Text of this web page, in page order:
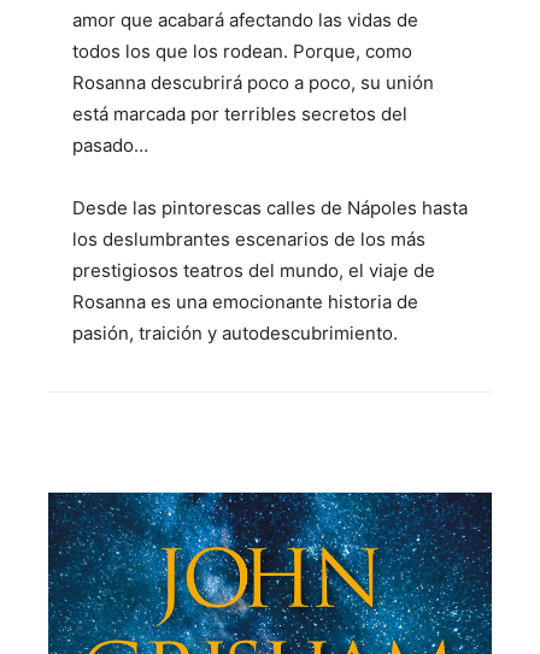
amor que acabará afectando las vidas de
todos los que los rodean. Porque, como
Rosanna descubrirá poco a poco, su unión
está marcada por terribles secretos del
pasado…
Desde las pintorescas calles de Nápoles hasta
los deslumbrantes escenarios de los más
prestigiosos teatros del mundo, el viaje de
Rosanna es una emocionante historia de
pasión, traición y autodescubrimiento.